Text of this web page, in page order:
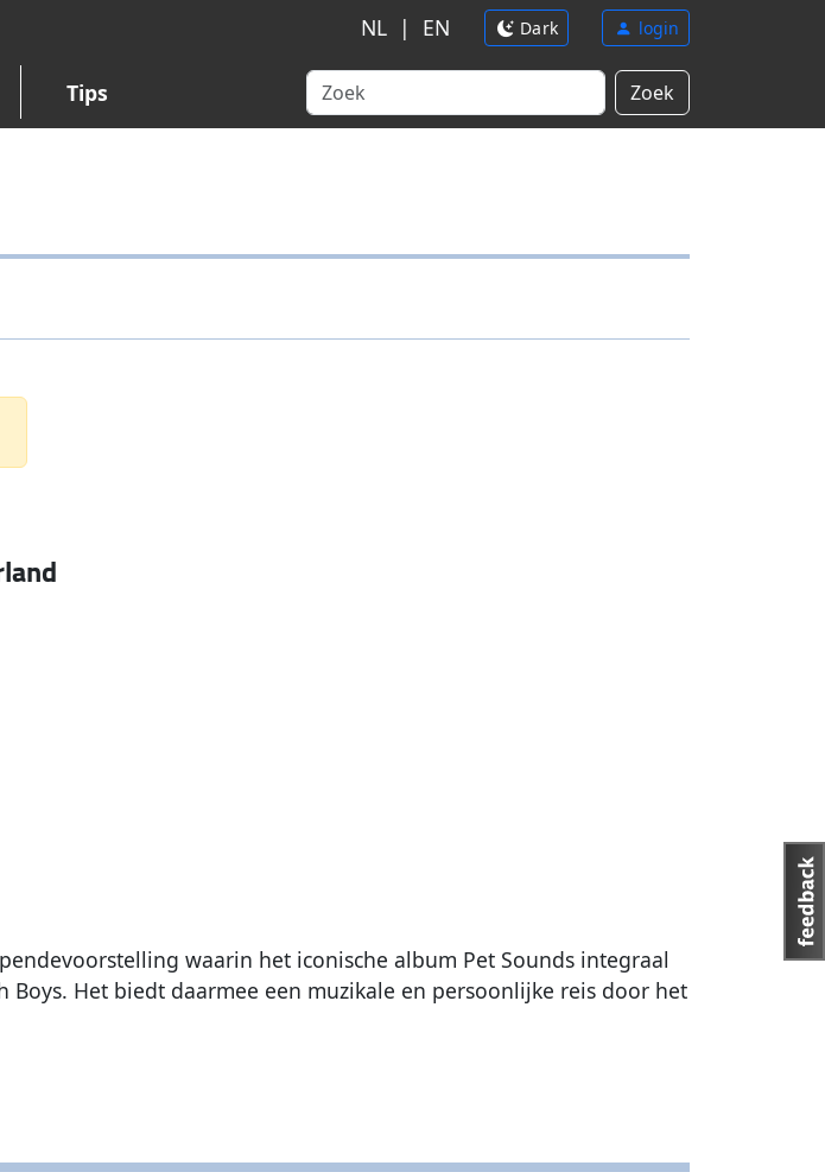
NL | EN Dark login
Tips Zoek
waarin het iconische album Pet Sounds integraal
Het biedt daarmee een muzikale en persoonlijke reis door het